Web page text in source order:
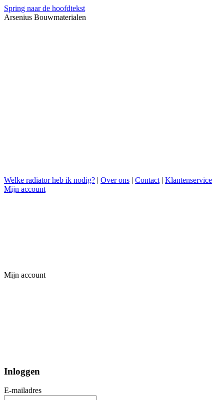
Spring naar de hoofdtekst
Arsenius Bouwmaterialen
Welke radiator heb ik nodig? | Over ons | Contact | Klantenservice
Mijn account
Mijn account
Inloggen
E-mailadres